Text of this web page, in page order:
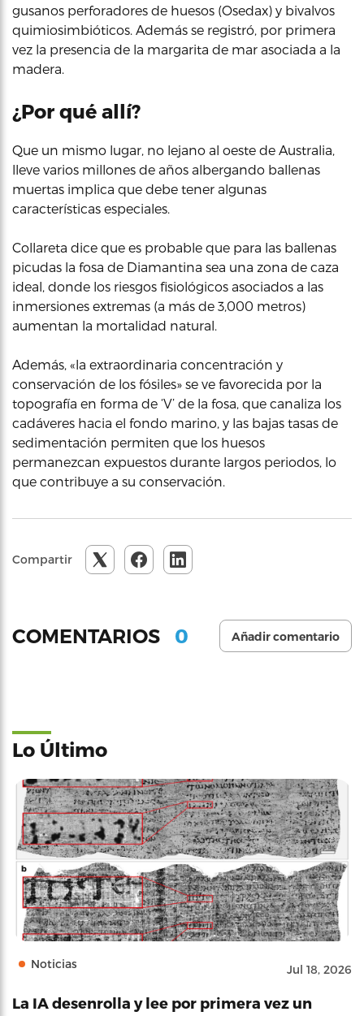
gusanos perforadores de huesos (Osedax) y bivalvos
quimiosimbióticos. Además se registró, por primera
vez la presencia de la margarita de mar asociada a la
madera.
¿Por qué allí?
Que un mismo lugar, no lejano al oeste de Australia,
lleve varios millones de años albergando ballenas
muertas implica que debe tener algunas
características especiales.
Collareta dice que es probable que para las ballenas
picudas la fosa de Diamantina sea una zona de caza
ideal, donde los riesgos fisiológicos asociados a las
inmersiones extremas (a más de 3,000 metros)
aumentan la mortalidad natural.
Además, «la extraordinaria concentración y
conservación de los fósiles» se ve favorecida por la
topografía en forma de ‘V’ de la fosa, que canaliza los
cadáveres hacia el fondo marino, y las bajas tasas de
sedimentación permiten que los huesos
permanezcan expuestos durante largos periodos, lo
que contribuye a su conservación.
Compartir
COMENTARIOS 0 Añadir comentario
Lo Último
Noticias Jul 18, 2026
La IA desenrolla y lee por primera vez un